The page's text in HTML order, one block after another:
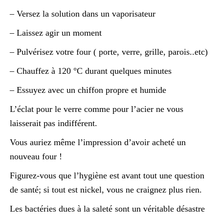
– Versez la solution dans un vaporisateur
– Laissez agir un moment
– Pulvérisez votre four ( porte, verre, grille, parois..etc)
– Chauffez à 120 °C durant quelques minutes
– Essuyez avec un chiffon propre et humide
L’éclat pour le verre comme pour l’acier ne vous
laisserait pas indifférent.
Vous auriez même l’impression d’avoir acheté un
nouveau four !
Figurez-vous que l’hygiène est avant tout une question
de santé; si tout est nickel, vous ne craignez plus rien.
Les bactéries dues à la saleté sont un véritable désastre